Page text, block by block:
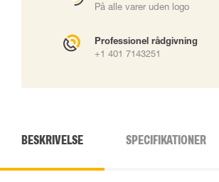
På alle varer uden logo
Professionel rådgivning
+1 401 7143251
BESKRIVELSE SPECIFIKATIONER